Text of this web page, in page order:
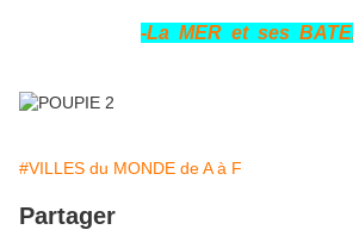
-La MER et ses
#VILLES du MONDE de A à F
Partager